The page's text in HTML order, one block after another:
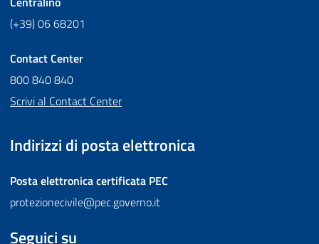
(+39) 06 68201
Contact Center
800 840 840
Scrivi al Contact Center
Indirizzi di posta elettronica
Posta elettronica certificata PEC
protezionecivile@pec.governo.it
Seguici su